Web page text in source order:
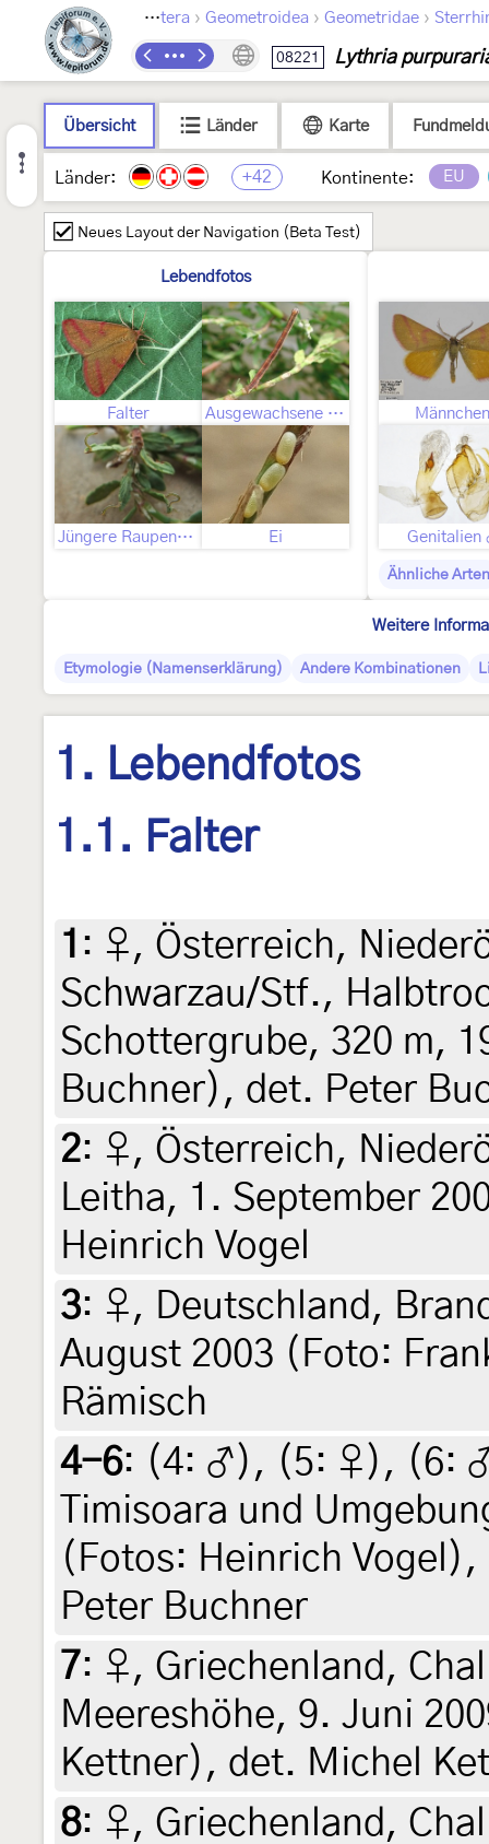
Lepidoptera › Geometroidea › Geometridae ›
08221 Lythria
Übersicht Länder Karte
Länder: +42 Kontinente: EU
Neues Layout der Navigation (Beta Test)
Lebendfotos
Falter Ausgewachsene Raupe
Jüngere Raupenstadien Ei
Männchen
Genitalien
Ähnliche Arten
Weitere
Etymologie (Namenserklärung) Andere Kombinationen
1. Lebendfotos
1.1. Falter
1 : ♀, Österreich,
Schwarzau/Stf.,
Schottergrube, 320 m,
Buchner), det. Peter
2: ♀, Österreich,
Leitha, 1. September
Heinrich Vogel
3: ♀, Deutschland,
August 2003 (Foto:
Rämisch
4-6: (4: ♂ ), (5: ♀ ), (6:
Timisoara und
(Fotos: Heinrich
Peter Buchner
7: ♀, Griechenland,
Meereshöhe, 9. Juni
Kettner), det. Michel
8: ♀, Griechenland,